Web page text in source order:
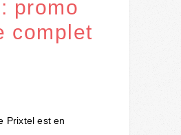
promo
complet
Prixtel est en